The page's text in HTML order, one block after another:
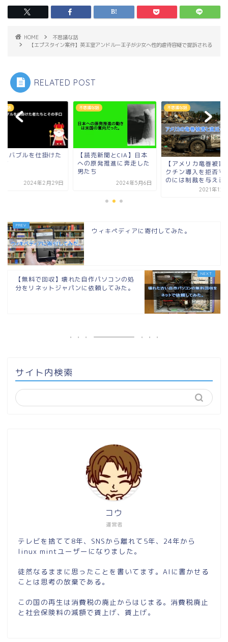
HOME
不思議な話
【エプスタイン案件】英王室アンドルー王子が少女へ性的虐待容疑で提訴される
RELATED POST
な話
にバブルを仕掛けた
ち
2024年2月29日
不思議な話
【読売新聞とCIA】日本
への原発推進に奔走した
男たち
2024年5月6日
不思議な話
【アメリカ竜巻被害
クチン導入を拒否す
のには制裁を与える
2021年12
ウィキペディアに寄付してみた。
【無料で回収】壊れた自作パソコンの処
分をリネットジャパンに依頼してみた。
サイト内検索
運営者
コウ
テレビを捨てて8年、SNSから離れて5年、24年から
linux mintユーザーになりました。
徒然なるままに思ったことを書いてます。AIに書かせる
ことは思考の放棄である。
この国の再生は消費税の廃止からはじまる。消費税廃止
と社会保険料の減額で賃上げ、賃上げ。